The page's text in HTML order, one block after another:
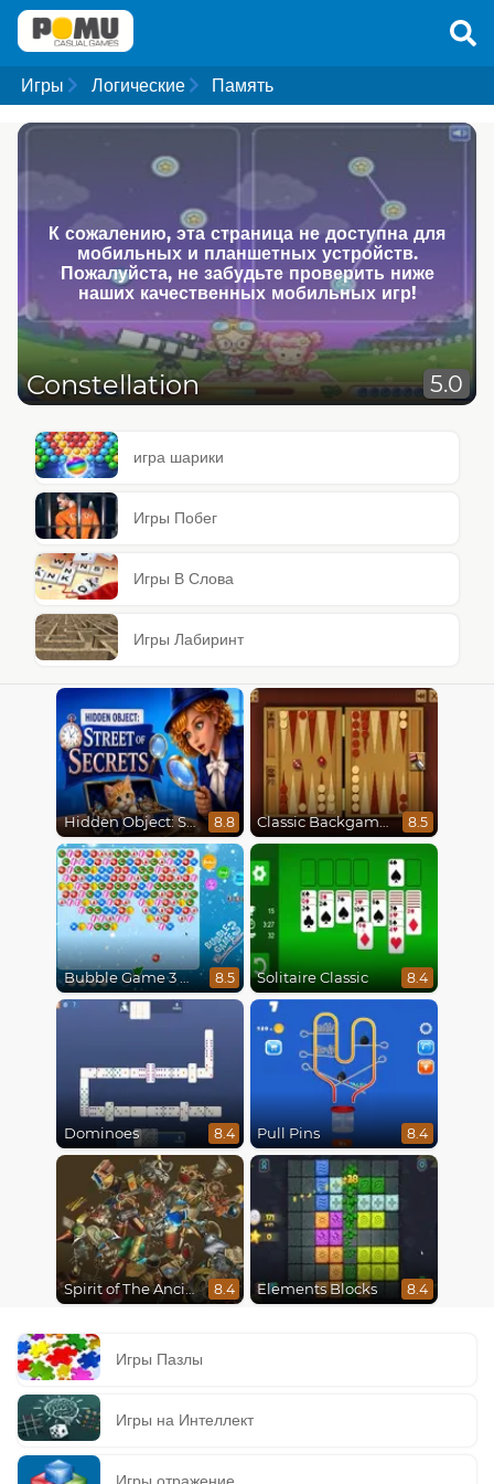
Игры Логические Память
К сожалению, эта страница не доступна для
мобильных и планшетных устройств.
Пожалуйста, не забудьте проверить ниже
наших качественных мобильных игр!
Constellation 5.0
игра шарики
Игры Побег
Игры В Слова
Игры Лабиринт
Hidden Object: Street Of Secrets 8.8 Classic Backgammon 8.5
Bubble Game 3 Christmas 8.5 Solitaire Classic 8.4
Dominoes 8.4 Pull Pins 8.4
Spirit of The Ancient Forest 8.4 Elements Blocks 8.4
Игры Пазлы
Игры на Интеллект